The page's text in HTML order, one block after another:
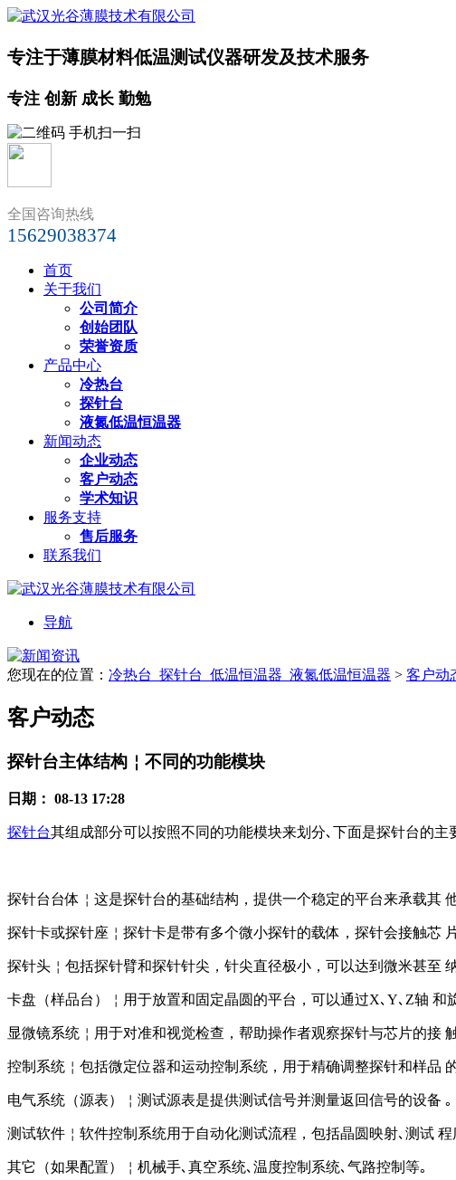
专注于薄膜材料低温测试仪器研发及技术服务
专注 创新 成长 勤勉
全国咨询热线
15629038374
首页
关于我们
公司简介
创始团队
荣誉资质
产品中心
冷热台
探针台
液氮低温恒温器
新闻动态
企业动态
客户动态
学术知识
服务支持
售后服务
联系我们
导航
您现在的位置： 冷热台_探针台_低温恒温器_液氮低温恒温器 > 客户动
客户动态
探针台主体结构￤不同的功能模块
日期： 08-13 17:28
探针台其组成部分可以按照不同的功能模块来划分､下面是探针台的主
探针台台体￤这是探针台的基础结构，提供一个稳定的平台来承载其
探针卡或探针座￤探针卡是带有多个微小探针的载体，探针会接触芯
探针头￤包括探针臂和探针针尖，针尖直径极小，可以达到微米甚至
卡盘（样品台）￤用于放置和固定晶圆的平台，可以通过X､Y､Z轴 和
显微镜系统￤用于对准和视觉检查，帮助操作者观察探针与芯片的接
控制系统￤包括微定位器和运动控制系统，用于精确调整探针和样品
电气系统（源表）￤测试源表是提供测试信号并测量返回信号的设备 ｡
测试软件￤软件控制系统用于自动化测试流程，包括晶圆映射､测试 程
其它（如果配置）￤机械手､真空系统､温度控制系统､气路控制等｡